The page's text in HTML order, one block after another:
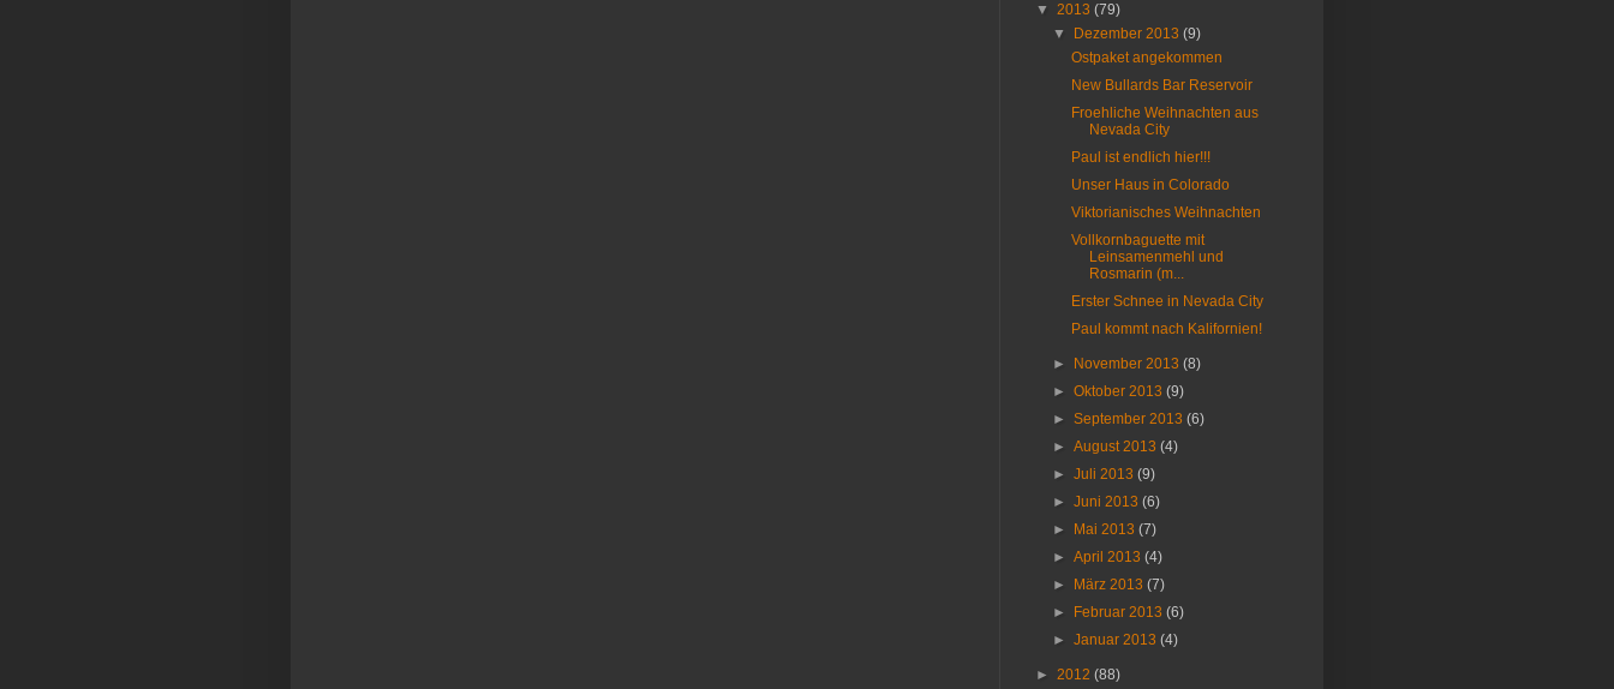
▼ 2013 (79)
▼
Dezember 2013(9)
Ostpaket angekommen
New Bullards Bar Reservoir
Froehliche Weihnachten aus
Nevada City
Paul ist endlich hier!!!
Unser Haus in Colorado
Viktorianisches Weihnachten
Vollkornbaguette mit
Leinsamenmehl und
Rosmarin (m...
Erster Schnee in Nevada City
Paul kommt nach Kalifornien!
► November 2013(8)
►Oktober 2013(9)
►September 2013(6)
►August 2013(4)
►Juli 2013(9)
►Juni 2013(6)
►
Mai 2013(7)
►April 2013(4)
►
März 2013(7)
►
Februar 2013(6)
►Januar 2013(4)
► 2012 (88)